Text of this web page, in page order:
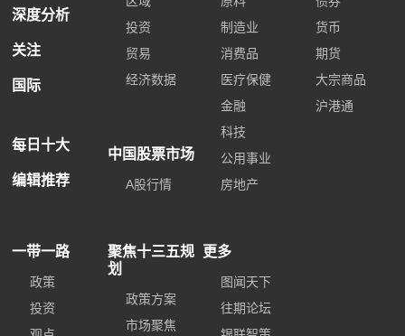
深度分析
关注
国际
每日十大
编辑推荐
投资
贸易
经济数据
中国股票市场
A股行情
制造业
消费品
医疗保健
金融
科技
公用事业
房地产
货币
期货
大宗商品
沪港通
一带一路
政策
投资
聚焦十三五规
划
政策方案
市场聚焦
更多
图闻天下
往期论坛